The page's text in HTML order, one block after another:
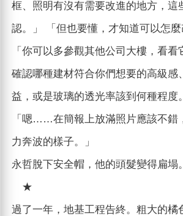
框、照明有沒有需要改進的地方，這
認。」 「但也要懂，才知道可以怎
「你可以多參觀其他公司大樓，看看
確認哪種建材符合你們想要的高級感
益，或是玻璃的透光率該到何種程度
「嗯……在簡報上放滿照片應該不錯
力奔波的樣子。」
永哲脫下安全帽，他的頭髮變得扁塌。
★
過了一年，地基工程告終。粗大的橘